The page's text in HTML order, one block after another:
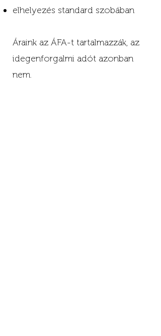
elhelyezés standard szobában
Áraink az ÁFA-t tartalmazzák, az
idegenforgalmi adót azonban
nem.